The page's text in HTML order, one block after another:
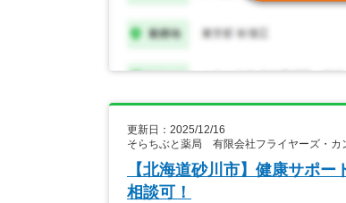
更新日：2025/12/16
そらちぶと薬局 有限会社フライヤーズ・カ
【北海道砂川市】健康サポ
相談可！